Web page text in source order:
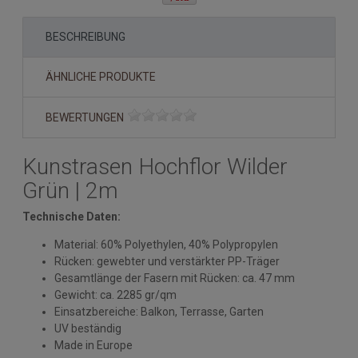
BESCHREIBUNG
ÄHNLICHE PRODUKTE
BEWERTUNGEN
Kunstrasen Hochflor Wilder
Grün | 2m
Technische Daten:
Material: 60% Polyethylen, 40% Polypropylen
Rücken: gewebter und verstärkter PP-Träger
Gesamtlänge der Fasern mit Rücken: ca. 47 mm
Gewicht: ca. 2285 gr/qm
Einsatzbereiche: Balkon, Terrasse, Garten
UV beständig
Made in Europe